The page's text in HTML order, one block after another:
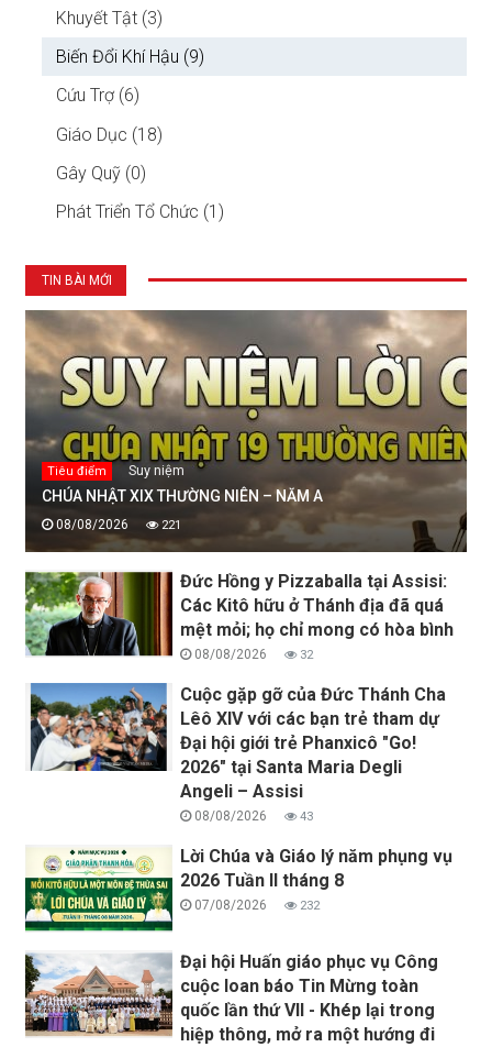
Khuyết Tật (3)
Biến Đổi Khí Hậu (9)
Cứu Trợ (6)
Giáo Dục (18)
Gây Quỹ (0)
Phát Triển Tổ Chức (1)
TIN BÀI MỚI
Tiêu điểm Suy niệm
CHÚA NHẬT XIX THƯỜNG NIÊN – NĂM A
08/08/2026 221
Đức Hồng y Pizzaballa tại Assisi:
Các Kitô hữu ở Thánh địa đã quá
mệt mỏi; họ chỉ mong có hòa bình
08/08/2026 32
Cuộc gặp gỡ của Đức Thánh Cha
Lêô XIV với các bạn trẻ tham dự
Đại hội giới trẻ Phanxicô "Go!
2026" tại Santa Maria Degli
Angeli – Assisi
08/08/2026 43
Lời Chúa và Giáo lý năm phụng vụ
2026 Tuần II tháng 8
07/08/2026 232
Đại hội Huấn giáo phục vụ Công
cuộc loan báo Tin Mừng toàn
quốc lần thứ VII - Khép lại trong
hiệp thông, mở ra một hướng đi